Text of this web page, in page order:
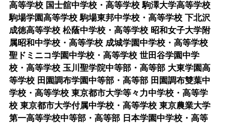
高等学校 国士舘中学校・高等学校 駒澤大学高等学校
駒場学園高等学校 駒場東邦中学校・高等学校 下北沢
成徳高等学校 松蔭中学校・高等学校 昭和女子大学附
属昭和中学校・高等学校 成城学園中学校・高等学校
聖ドミニコ学園中学校・高等学校 世田谷学園中学
校・高等学校 玉川聖学院中等部・高等部 大東学園高
等学校 田園調布学園中等部・高等部 田園調布雙葉中
学校・高等学校 東京都市大学等々力中学校・高等学
校 東京都市大学付属中学校・高等学校 東京農業大学
第一高等学校中等部・高等部 日本学園中学校・高等